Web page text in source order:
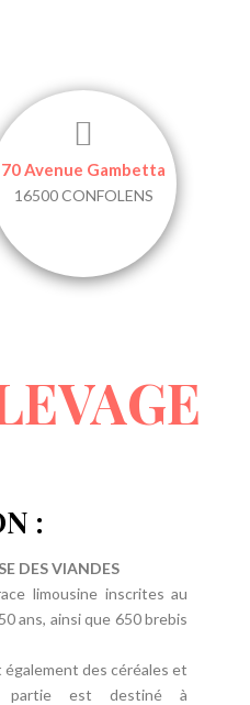
70 Avenue Gambetta
16500 CONFOLENS
:
DES VIANDES
limousine inscrites au
ans, ainsi que 650 brebis
des céréales et
partie est destiné à